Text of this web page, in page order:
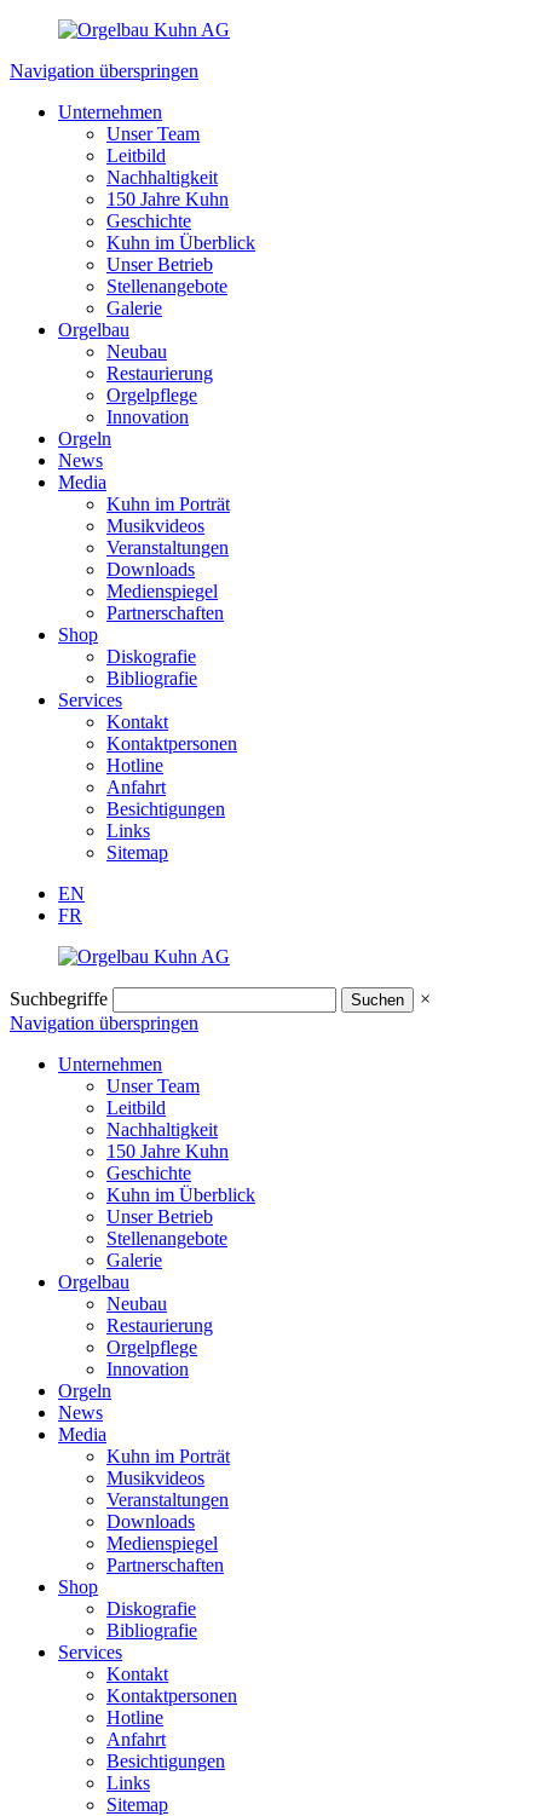
Navigation überspringen
Unternehmen
Unser Team
Leitbild
Nachhaltigkeit
150 Jahre Kuhn
Geschichte
Kuhn im Überblick
Unser Betrieb
Stellenangebote
Galerie
Orgelbau
Neubau
Restaurierung
Orgelpflege
Innovation
Orgeln
News
Media
Kuhn im Porträt
Musikvideos
Veranstaltungen
Downloads
Medienspiegel
Partnerschaften
Shop
Diskografie
Bibliografie
Services
Kontakt
Kontaktpersonen
Hotline
Anfahrt
Besichtigungen
Links
Sitemap
EN
FR
Suchbegriffe
×
Navigation überspringen
Unternehmen
Unser Team
Leitbild
Nachhaltigkeit
150 Jahre Kuhn
Geschichte
Kuhn im Überblick
Unser Betrieb
Stellenangebote
Galerie
Orgelbau
Neubau
Restaurierung
Orgelpflege
Innovation
Orgeln
News
Media
Kuhn im Porträt
Musikvideos
Veranstaltungen
Downloads
Medienspiegel
Partnerschaften
Shop
Diskografie
Bibliografie
Services
Kontakt
Kontaktpersonen
Hotline
Anfahrt
Besichtigungen
Links
Sitemap